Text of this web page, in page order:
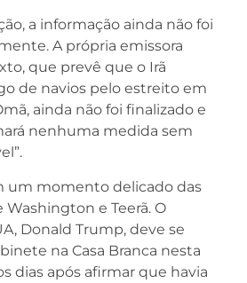
a informação ainda não foi
A própria emissora
que prevê que o Irã
de navios pelo estreito em
ainda não foi finalizado e
nenhuma medida sem
um momento delicado das
e Teerã. O
Donald Trump, deve se
na Casa Branca nesta
dias após afirmar que havia